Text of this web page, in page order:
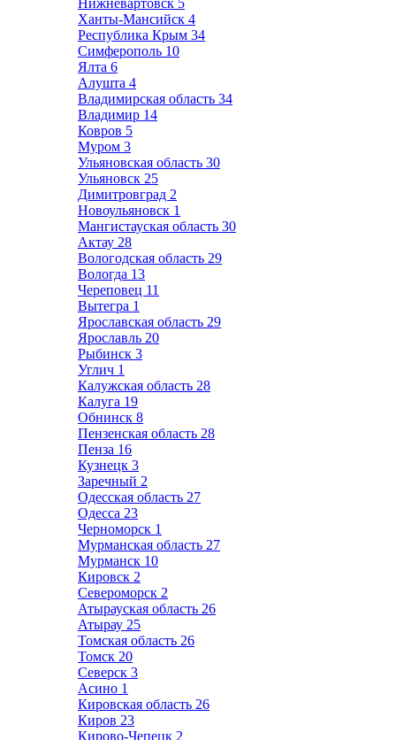
Нижневартовск 5
Ханты-Мансийск 4
Республика Крым 34
Симферополь 10
Ялта 6
Алушта 4
Владимирская область 34
Владимир 14
Ковров 5
Муром 3
Ульяновская область 30
Ульяновск 25
Димитровград 2
Новоульяновск 1
Мангистауская область 30
Актау 28
Вологодская область 29
Вологда 13
Череповец 11
Вытегра 1
Ярославская область 29
Ярославль 20
Рыбинск 3
Углич 1
Калужская область 28
Калуга 19
Обнинск 8
Пензенская область 28
Пенза 16
Кузнецк 3
Заречный 2
Одесская область 27
Одесса 23
Черноморск 1
Мурманская область 27
Мурманск 10
Кировск 2
Североморск 2
Атырауская область 26
Атырау 25
Томская область 26
Томск 20
Северск 3
Асино 1
Кировская область 26
Киров 23
Кирово-Чепецк 2